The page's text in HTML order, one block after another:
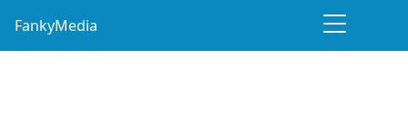
FankyMedia